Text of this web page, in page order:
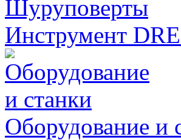
Шуруповерты
Инструмент
Оборудование и